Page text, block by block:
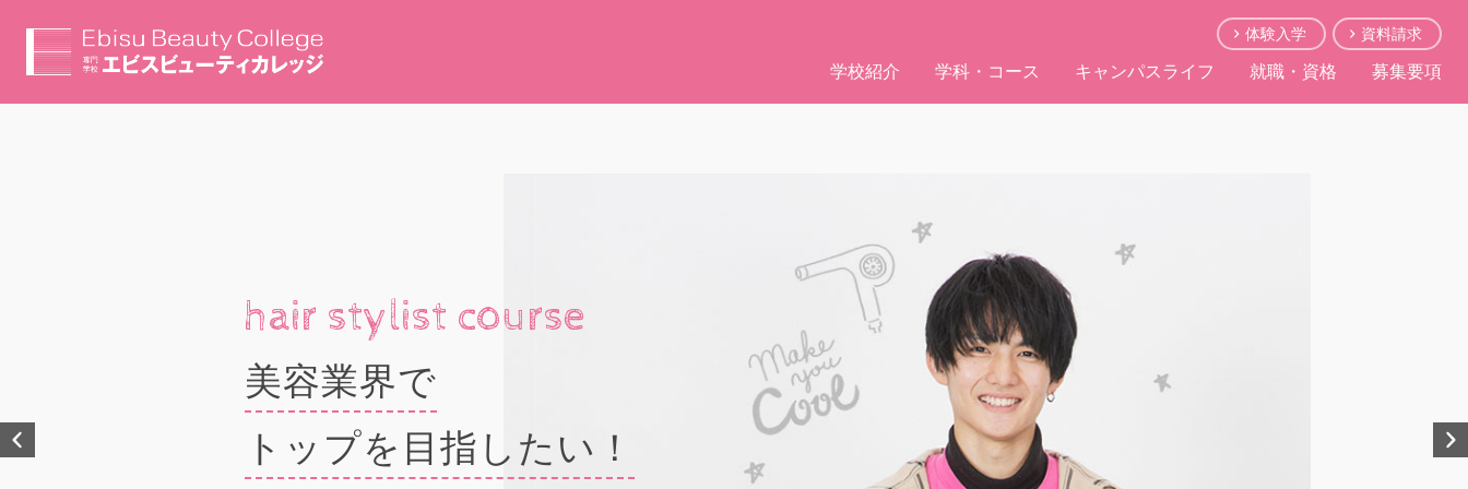
体験入学 資料請求
学校紹介 学科・コース キャンパスライフ 就職・資格 募集要項
Total beauty course
有名サロンに就職して
沢山の人を可愛くしたい